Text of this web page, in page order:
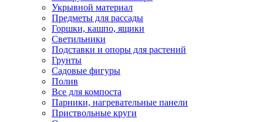
Укрывной материал
Предметы для рассады
Горшки, кашпо, ящики
Светильники
Подставки и опоры для растений
Грунты
Садовые фигуры
Полив
Все для компоста
Парники, нагревательные панели
Приствольные круги